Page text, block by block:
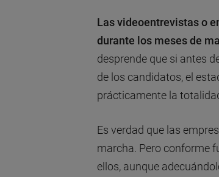
Las videoentrevistas o
durante los meses de
desprende que si antes
de los candidatos, el
prácticamente la
Es verdad que las
marcha. Pero conforme
ellos, aunque